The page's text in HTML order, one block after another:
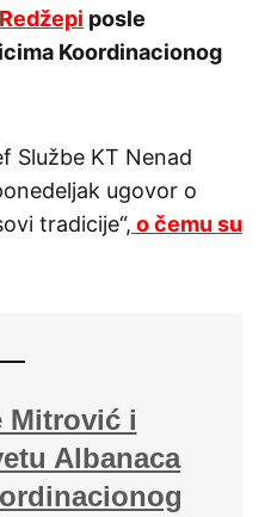
posle
Koordinacionog
Službe KT Nenad
ugovor o
tradicije“, o čemu su
Mitrović i
Albanaca